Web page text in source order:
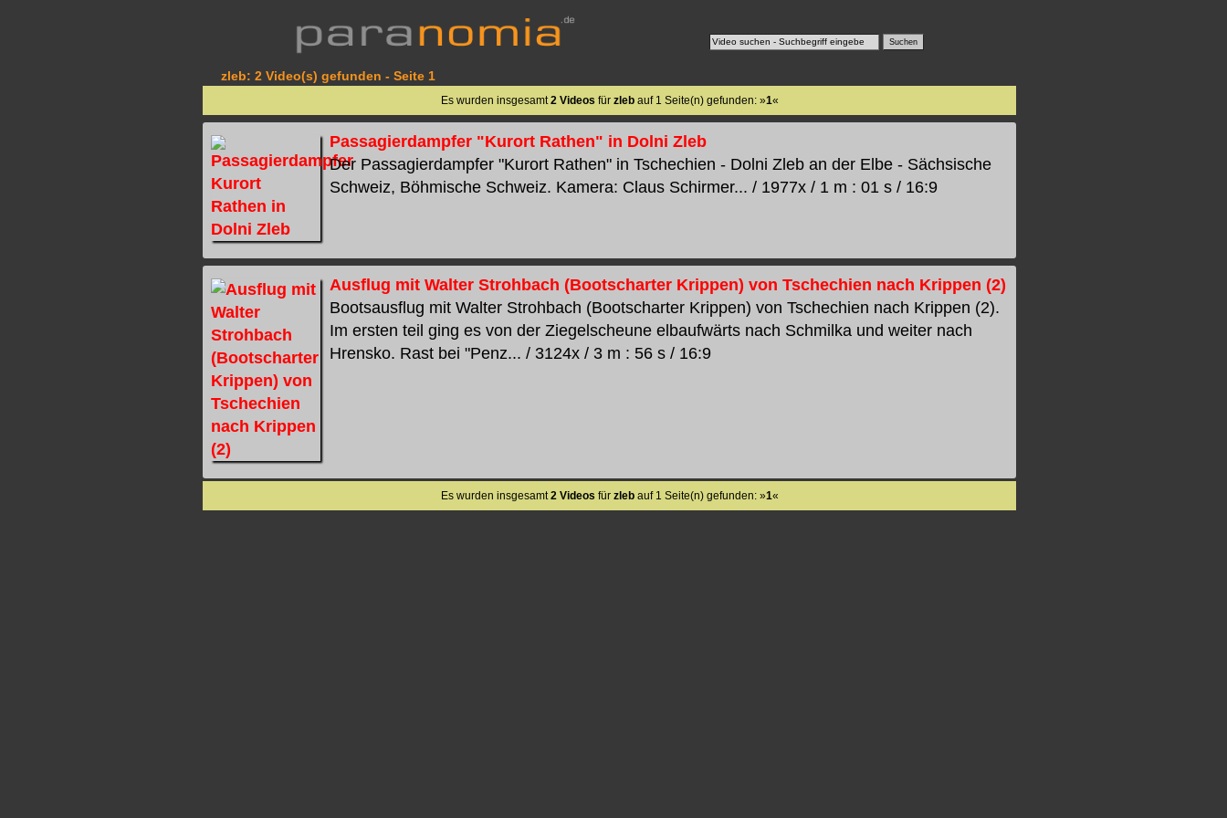
zleb: 2 Video(s) gefunden - Seite 1
Es wurden insgesamt2 Videos für zlebauf 1 Seite(n) gefunden: »1«
Passagierdampfer "Kurort Rathen" in Dolni Zleb
Der Passagierdampfer "Kurort Rathen" in Tschechien - Dolni Zleb an der Elbe - Sächsische
Schweiz, Böhmische Schweiz. Kamera: Claus Schirmer... / 1977x / 1 m : 01 s / 16:9
Ausflug mit Walter Strohbach (Bootscharter Krippen) von Tschechien nach Krippen (2)
Bootsausflug mit Walter Strohbach (Bootscharter Krippen) von Tschechien nach Krippen (2).
Im ersten teil ging es von der Ziegelscheune elbaufwärts nach Schmilka und weiter nach
Hrensko. Rast bei "Penz... / 3124x / 3 m : 56 s / 16:9
Es wurden insgesamt2 Videos für zlebauf 1 Seite(n) gefunden: »1«